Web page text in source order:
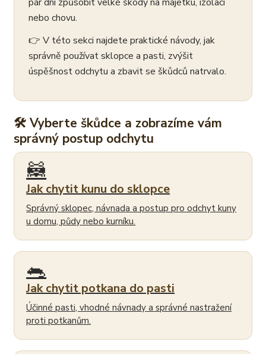
nebo chovu.
👉 V této sekci najdete praktické návody, jak
správně používat sklopce a pasti, zvýšit
úspěšnost odchytu a zbavit se škůdců natrvalo.
🛠 Vyberte škůdce a zobrazíme vám
správný postup odchytu
🦝
Jak chytit kunu do sklopce
Správný sklopec, návnada a postup pro odchyt kuny
u domu, půdy nebo kurníku.
🐀
Jak chytit potkana do pasti
Účinné pasti, vhodné návnady a správné nastražení
proti potkanům.